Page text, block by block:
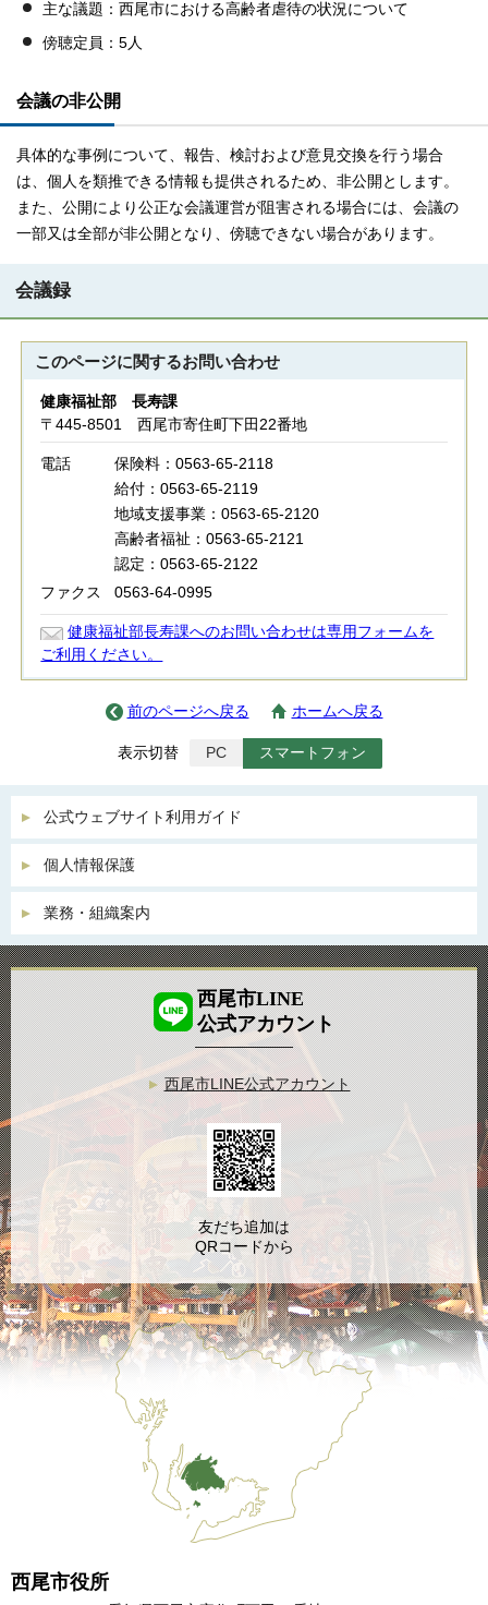
主な議題：西尾市における高齢者虐待の状況について
傍聴定員：5人
会議の非公開
具体的な事例について、報告、検討および意見交換を行う場合
は、個人を類推できる情報も提供されるため、非公開とします。
また、公開により公正な会議運営が阻害される場合には、会議の
一部又は全部が非公開となり、傍聴できない場合があります。
会議録
このページに関するお問い合わせ
健康福祉部 長寿課
〒445-8501 西尾市寄住町下田22番地
電話
保険料：0563-65-2118
給付：0563-65-2119
地域支援事業：0563-65-2120
高齢者福祉：0563-65-2121
認定：0563-65-2122
ファクス
0563-64-0995
健康福祉部長寿課へのお問い合わせは専用フォームを
ご利用ください。
前のページへ戻る ホームへ戻る
表示切替 PC スマートフォン
公式ウェブサイト利用ガイド
個人情報保護
業務・組織案内
西尾市役所
西尾市LINE
公式アカウント
西尾市LINE公式アカウント
友だち追加は
QRコードから